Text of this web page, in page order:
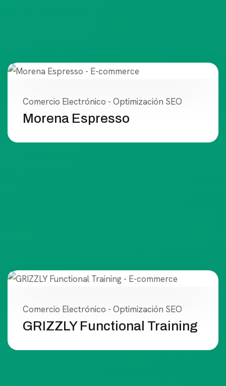
Comercio Electrónico - Optimización SEO
Morena Espresso
Comercio Electrónico - Optimización SEO
GRIZZLY Functional Training